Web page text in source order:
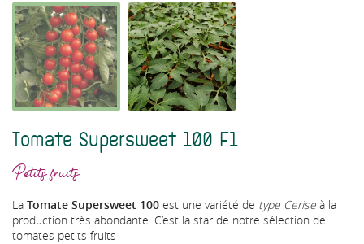
Tomate Supersweet 100 F1
Petits fruits
La Tomate Supersweet 100 est une variété de type Cerise à la
production très abondante. C’est la star de notre sélection de
tomates petits fruits